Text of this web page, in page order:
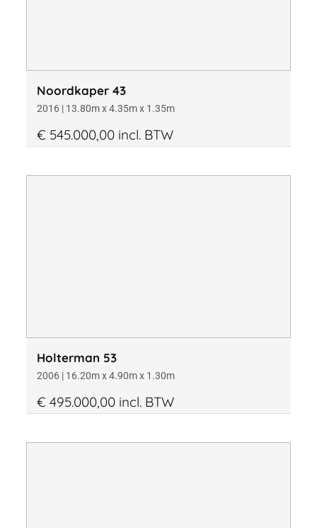
Noordkaper 43
2016 | 13.80m x 4.35m x 1.35m
€ 545.000,00 incl. BTW
Holterman 53
2006 | 16.20m x 4.90m x 1.30m
€ 495.000,00 incl. BTW